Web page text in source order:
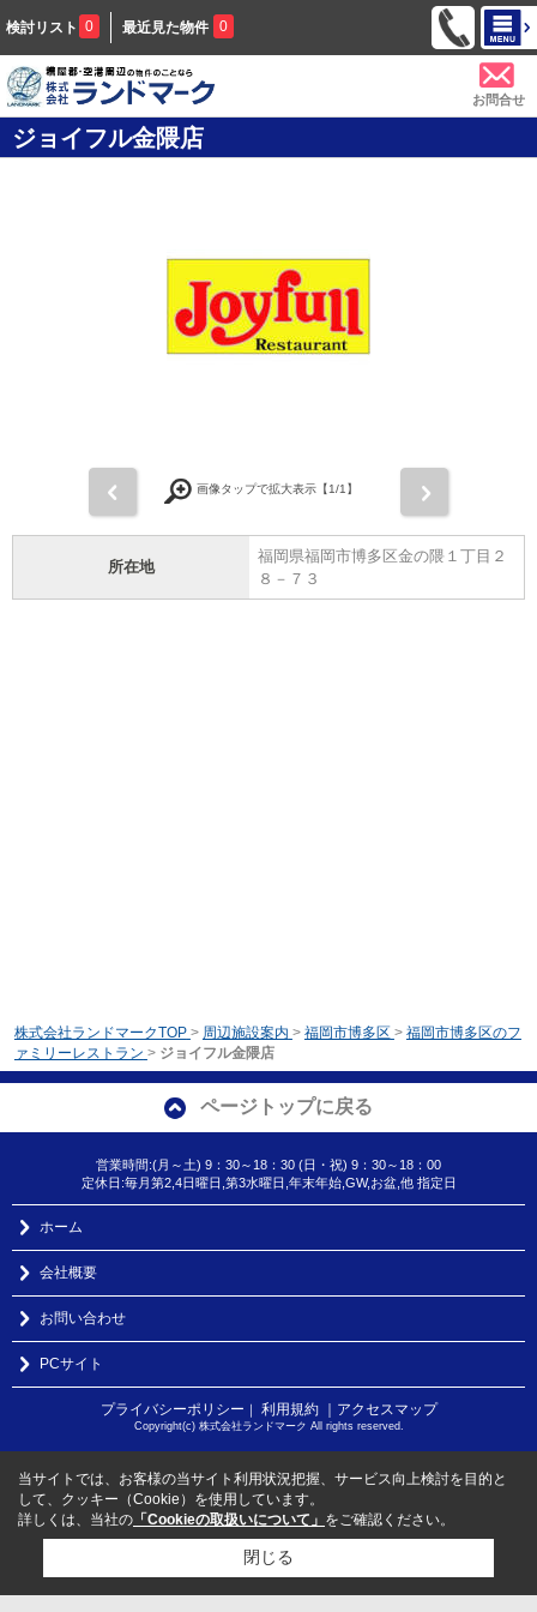
検討リスト 0 最近見た物件 0
お問合せ
ジョイフル金隈店
画像タップで拡大表示【1/1】
所在地
福岡県福岡市博多区金の隈１丁目２
８－７３
株式会社ランドマークTOP > 周辺施設案内 > 福岡市博多区 > 福岡市博多区のフ
ァミリーレストラン > ジョイフル金隈店
ページトップに戻る
営業時間:(月～土) 9：30～18：30 (日・祝) 9：30～18：00
定休日:毎月第2,4日曜日,第3水曜日,年末年始,GW,お盆,他 指定日
ホーム
会社概要
お問い合わせ
PCサイト
プライバシーポリシー ｜ 利用規約 ｜アクセスマップ
Copyright(c) 株式会社ランドマーク All rights reserved.
当サイトでは、お客様の当サイト利用状況把握、サービス向上検討を目的と
して、クッキー（Cookie）を使用しています。
詳しくは、当社の 「Cookieの取扱いについて」 をご確認ください。
閉じる